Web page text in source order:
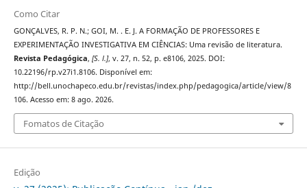
Como Citar
GONÇALVES, R. P. N.; GOI, M. . E. J. A FORMAÇÃO DE PROFESSORES E
EXPERIMENTAÇÃO INVESTIGATIVA EM CIÊNCIAS: Uma revisão de literatura.
Revista Pedagógica, [S. l.], v. 27, n. 52, p. e8106, 2025. DOI:
10.22196/rp.v27i1.8106. Disponível em:
http://bell.unochapeco.edu.br/revistas/index.php/pedagogica/article/view/8
106. Acesso em: 8 ago. 2026.
Fomatos de Citação
Edição